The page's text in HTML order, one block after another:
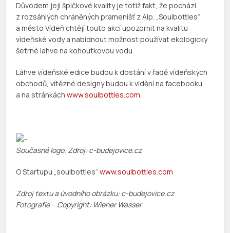
Důvodem její špičkové kvality je totiž fakt, že pochází
z rozsáhlých chráněných pramenišť z Alp. „Soulbottles“
a město Vídeň chtějí touto akcí upozornit na kvalitu
vídeňské vody a nabídnout možnost používat ekologicky
šetrné lahve na kohoutkovou vodu.
Láhve vídeňské edice budou k dostání v řadě vídeňských
obchodů, vítězné designy budou k vidění na facebooku
a na stránkáchwww.soulbottles.com.
Současné logo. Zdroj: c-budejovice.cz
O Startupu „soulbottles“www.soulbottles.com
Zdroj textu a úvodního obrázku: c-budejovice.cz
Fotografie – Copyright: Wiener Wasser